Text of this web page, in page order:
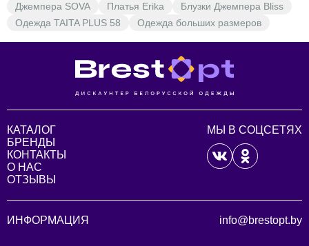
Джемпера SOVA
Платья Erika
Блузки Джемпера Bliss
Одежда TAITA PLUS 58
Одежда больших размеров
КАТАЛОГ
БРЕНДЫ
КОНТАКТЫ
О НАС
ОТЗЫВЫ
МЫ В СОЦСЕТЯХ
ИНФОРМАЦИЯ info@brestopt.by